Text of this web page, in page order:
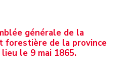
générale de la
forestière de la province
le 9 mai 1865.